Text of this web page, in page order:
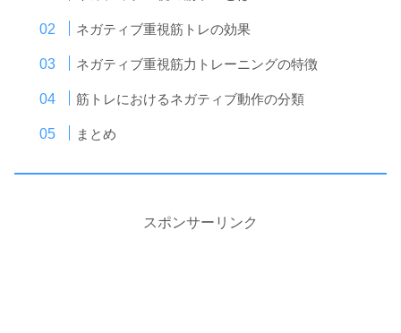
ネガティブ重視筋トレの効果
ネガティブ重視筋力トレーニングの特徴
筋トレにおけるネガティブ動作の分類
まとめ
スポンサーリンク